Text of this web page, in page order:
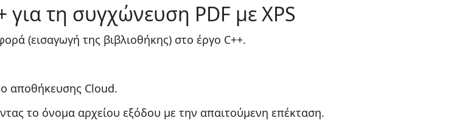
τη συγχώνευση PDF με XPS
(εισαγωγή της βιβλιοθήκης) στο έργο C++.
αποθήκευσης Cloud.
το όνομα αρχείου εξόδου με την απαιτούμενη επέκταση.